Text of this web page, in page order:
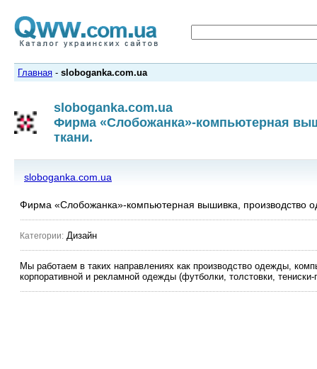
Главная - sloboganka.com.ua
sloboganka.com.ua
Фирма «Слобожанка»-компьютерная
ткани.
sloboganka.com.ua
Фирма «Слобожанка»-компьютерная вышивка, производство
Категории: Дизайн
Мы работаем в таких направлениях как производство одежды,
корпоративной и рекламной одежды (футболки, толстовки,